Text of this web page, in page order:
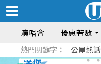
演唱會 優惠著數
熱門關鍵字： 公屋熱話